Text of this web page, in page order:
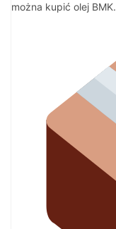
można kupić olej BMK.